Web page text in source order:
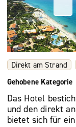
Direkt am Strand
Gehobene Kategorie
Das Hotel
und den direkt
bietet sich für